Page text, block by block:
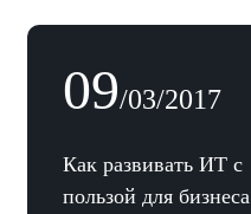
09/03/2017
Как развивать ИТ с
пользой для